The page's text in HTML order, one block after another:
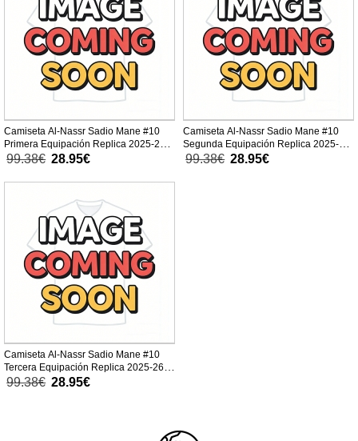
Camiseta Al-Nassr Sadio Mane #10
Primera Equipación Replica 2025-26
para mujer mangas cortas
99.38€ 28.95€
Camiseta Al-Nassr Sadio Mane #10
Segunda Equipación Replica 2025-26
para mujer mangas cortas
99.38€ 28.95€
Camiseta Al-Nassr Sadio Mane #10
Tercera Equipación Replica 2025-26
para mujer mangas cortas
99.38€ 28.95€